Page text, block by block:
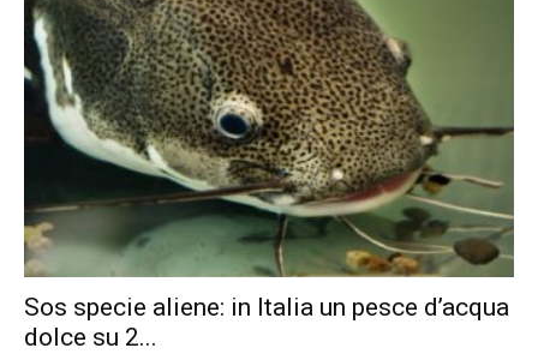
Sos specie aliene: in Italia un pesce d’acqua
dolce su 2...